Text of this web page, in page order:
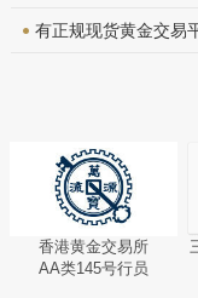
有正规现货黄金交易
香港黄金交易所
AA类145号行员